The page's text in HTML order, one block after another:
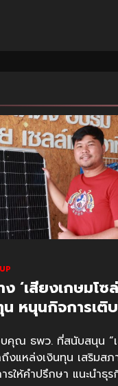
‘เสียงเกษมโซ
หนุนกิจการเติ
บคุณ ธพว. ที่สนับสนุน “
ถึงแหล่งเงินทุน เสริมส
ให้คำปรึกษา แนะนำธุร